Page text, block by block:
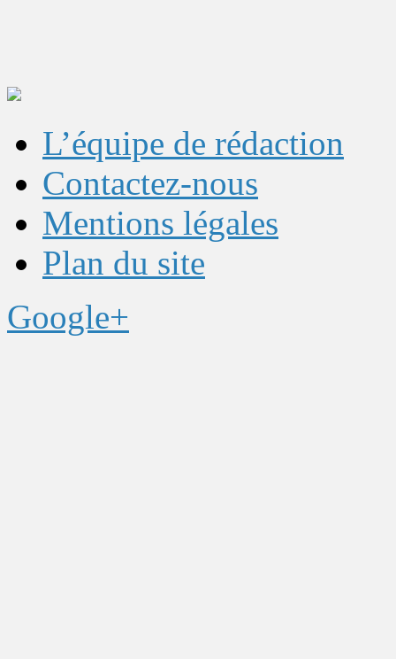
L’équipe de rédaction
Contactez-nous
Mentions légales
Plan du site
Google+